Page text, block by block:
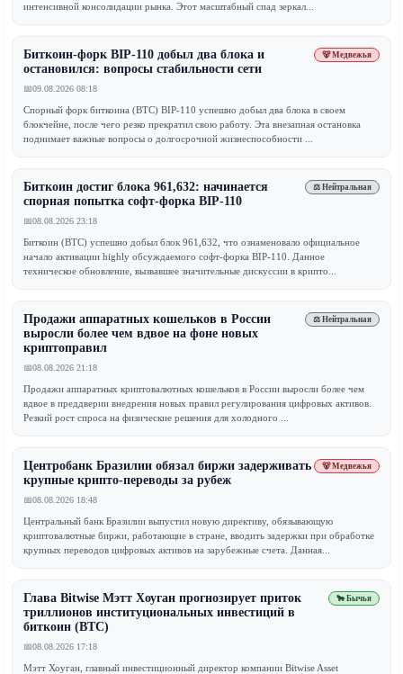
интенсивной консолидации рынка. Этот масштабный спад зеркал...
🐻 Медвежья
Биткоин-форк BIP-110 добыл два блока и
остановился: вопросы стабильности сети
📅09.08.2026 08:18
Спорный форк биткоина (BTC) BIP-110 успешно добыл два блока в своем
блокчейне, после чего резко прекратил свою работу. Эта внезапная остановка
поднимает важные вопросы о долгосрочной жизнеспособности ...
⚖️ Нейтральная
Биткоин достиг блока 961,632: начинается
спорная попытка софт-форка BIP-110
📅08.08.2026 23:18
Биткоин (BTC) успешно добыл блок 961,632, что ознаменовало официальное
начало активации highly обсуждаемого софт-форка BIP-110. Данное
техническое обновление, вызвавшее значительные дискуссии в крипто...
⚖️ Нейтральная
Продажи аппаратных кошельков в России
выросли более чем вдвое на фоне новых
криптоправил
📅08.08.2026 21:18
Продажи аппаратных криптовалютных кошельков в России выросли более чем
вдвое в преддверии внедрения новых правил регулирования цифровых активов.
Резкий рост спроса на физические решения для холодного ...
🐻 Медвежья
Центробанк Бразилии обязал биржи задерживать
крупные крипто-переводы за рубеж
📅08.08.2026 18:48
Центральный банк Бразилии выпустил новую директиву, обязывающую
криптовалютные биржи, работающие в стране, вводить задержки при обработке
крупных переводов цифровых активов на зарубежные счета. Данная...
🐂 Бычья
Глава Bitwise Мэтт Хоуган прогнозирует приток
триллионов институциональных инвестиций в
биткоин (BTC)
📅08.08.2026 17:18
Мэтт Хоуган, главный инвестиционный директор компании Bitwise Asset